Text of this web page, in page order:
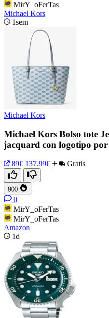
MirY_oFerTas
Michael Kors
1sem
Michael Kors
Michael Kors Bolso tote
jacquard con logotipo por
89€ 137.99€ Gratis
900
0
MirY_oFerTas
MirY_oFerTas
Amazon
1d